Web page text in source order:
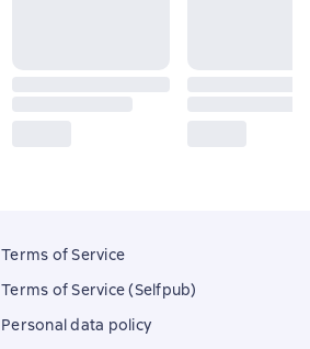
Terms of Service
Terms of Service (Selfpub)
Personal data policy